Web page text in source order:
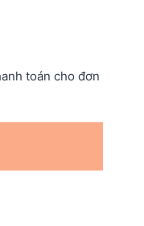
toán cho đơn